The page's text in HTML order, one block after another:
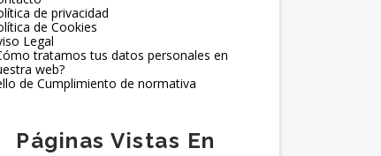
de privacidad
de Cookies
Legal
tratamos tus datos personales en
web?
de Cumplimiento de normativa
Páginas Vistas En